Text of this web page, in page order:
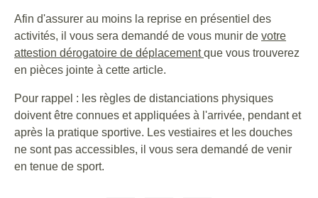
Afin d'assurer au moins la reprise en présentiel des
activités, il vous sera demandé de vous munir de votre
attestion dérogatoire de déplacementque vous trouverez
en pièces jointe à cette article.
Pour rappel : les règles de distanciations physiques
doivent être connues et appliquées à l'arrivée, pendant et
après la pratique sportive. Les vestiaires et les douches
ne sont pas accessibles, il vous sera demandé de venir
en tenue de sport.